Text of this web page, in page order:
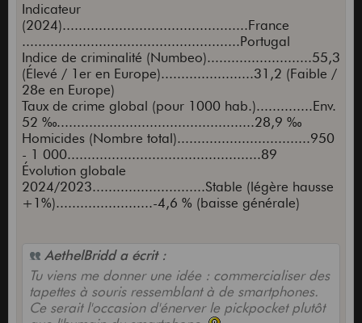
Indicateur
(2024)..............................................France
......................................................Portugal
Indice de criminalité (Numbeo)..........................55,3
(Élevé / 1er en Europe).......................31,2 (Faible /
28e en Europe)
Taux de crime global (pour 1000 hab.)..............Env.
52 ‰.................................................28,9 ‰
Homicides (Nombre total).................................950
- 1 000................................................89
Évolution globale
2024/2023............................Stable (légère hausse
+1%)........................-4,6 % (baisse générale)
AethelBridd a écrit :
Tu viens me donner une idée : commercialiser des
tapettes à souris ressemblant à de smartphones.
Ce serait l'occasion d'énerver le pickpocket plutôt